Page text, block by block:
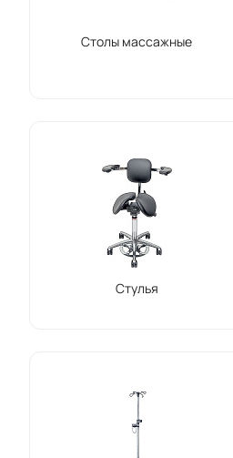
Столы массажные
Стулья